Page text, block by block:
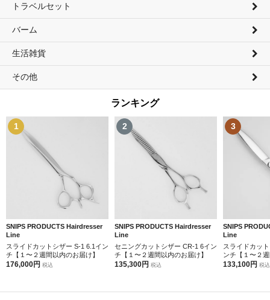
トラベルセット
バーム
生活雑貨
その他
ランキング
1
SNIPS PRODUCTS Hairdresser
Line
スライドカットシザー S-1 6.1イン
チ【１〜２週間以内のお届け】
176,000円 税込
2
SNIPS PRODUCTS Hairdresser
Line
セニングカットシザー CR-1 6イン
チ【１〜２週間以内のお届け】
135,300円 税込
3
SNIPS
Line
スライドカッ
ンチ【１〜２
133,100円 税込